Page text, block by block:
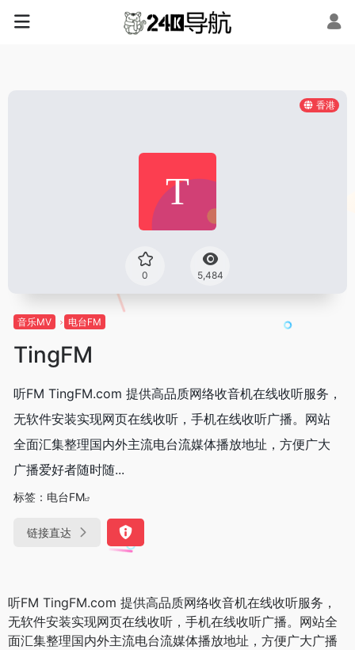
香港
0 5,484
音乐MV 电台FM
TingFM
听FM TingFM.com 提供高品质网络收音机在线收听服务，
无软件安装实现网页在线收听，手机在线收听广播。网站
全面汇集整理国内外主流电台流媒体播放地址，方便广大
广播爱好者随时随...
标签： 电台FM
链接直达
听FM TingFM.com 提供高品质网络收音机在线收听服务，
无软件安装实现网页在线收听，手机在线收听广播。网站全
面汇集整理国内外主流电台流媒体播放地址，方便广大广播